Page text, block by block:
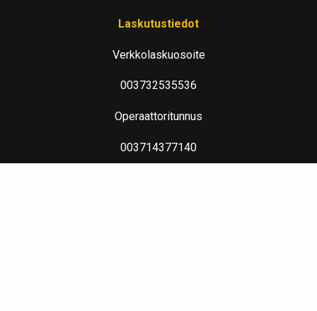
Laskutustiedot
Verkkolaskuosoite
003732535536
Operaattoritunnus
003714377140